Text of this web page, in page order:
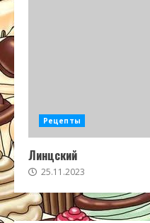
Рецепты
Линцский
25.11.2023